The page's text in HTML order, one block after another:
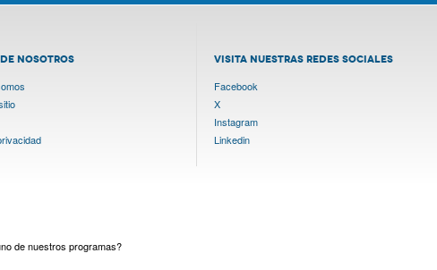
NOSOTROS VISITA NUESTRAS REDES SOCIALES
Facebook
X
Instagram
Linkedin
de nuestros programas?